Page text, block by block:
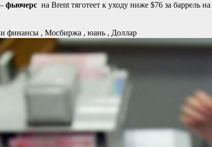
фьючерс на Brent тяготеет к уходу ниже $76 за баррель
финансы , Мосбиржа , юань , Доллар